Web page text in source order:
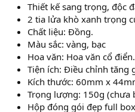
Thiết kế sang trọng, độc
2 tia lửa khò xanh trọng
Chất liệu: Đồng.
Màu sắc: vàng, bạc
Hoa văn: Hoa văn cổ điển.
Tiện ích: Điều chỉnh tăng
Kích thước: 60mm x
Trọng lượng: 150g (chưa
Hộp đóng gói đẹp full